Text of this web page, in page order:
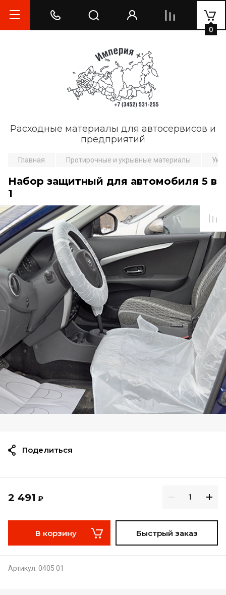
Расходные материалы для автосервисов и
предприятий
0
Главная Протирочные и укрывные материалы
Набор защитный для автомобиля 5 в
1
2 491 ₽
В корзину Быстрый заказ
Артикул: 0405 01
Поделиться